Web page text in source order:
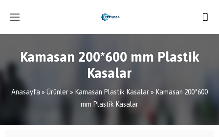
Kamasan 200*600 mm Plastik
Kasalar
Anasayfa » Ürünler» Kamasan Plastik Kasalar » Kamasan 200*600
mm Plastik Kasalar